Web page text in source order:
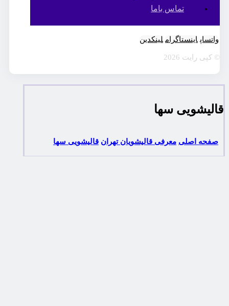
تماس باما
واتساپ اینستاگرام لینکدین
© کپی رایت 2026
قالیشویی سها
صفحه اصلی معرفی قالیشویان تهران قالیشویی سها